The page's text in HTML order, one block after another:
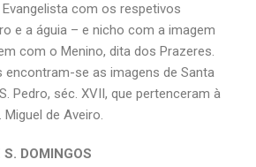
com os respetivos
e a águia – e nicho com a imagem
com o Menino, dita dos Prazeres.
encontram-se as imagens de Santa
Pedro, séc. XVII, que pertenceram à
Miguel de Aveiro.
DOMINGOS